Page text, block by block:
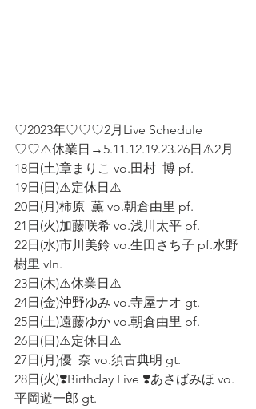
♡2023年♡♡♡2月Live Schedule
♡♡⚠️休業日→5.11.12.19.23.26日⚠️2月
18日(土)章まりこ vo.田村  博 pf.
19日(日)⚠️定休日⚠️
20日(月)柿原  薫 vo.朝倉由里 pf.
21日(火)加藤咲希 vo.浅川太平 pf.
22日(水)市川美鈴 vo.生田さち子 pf.水野
樹里 vIn.
23日(木)⚠️休業日⚠️
24日(金)沖野ゆみ vo.寺屋ナオ gt.
25日(土)遠藤ゆか vo.朝倉由里 pf.
26日(日)⚠️定休日⚠️
27日(月)優  奈 vo.須古典明 gt.
28日(火)❣️Birthday Live ❣️あさばみほ vo.
平岡遊一郎 gt.